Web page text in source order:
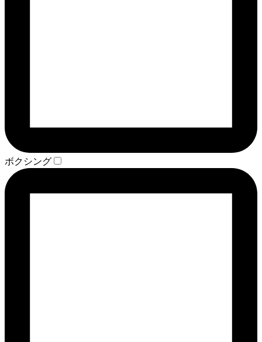
ボクシング